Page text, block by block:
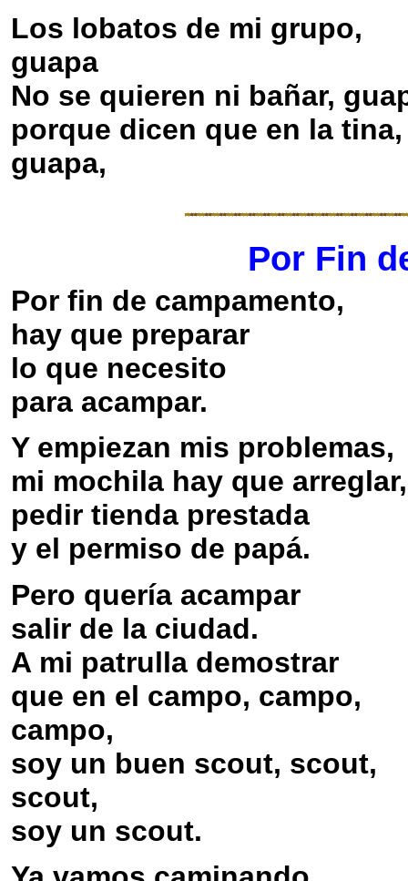
Los lobatos de mi grupo,
guapa
No se quieren ni bañar,
porque dicen que en la tina,
guapa,
Por Fin
Por fin de campamento,
hay que preparar
lo que necesito
para acampar.
Y empiezan mis problemas,
mi mochila hay que arreglar,
pedir tienda prestada
y el permiso de papá.
Pero quería acampar
salir de la ciudad.
A mi patrulla demostrar
que en el campo, campo,
campo,
soy un buen scout, scout,
scout,
soy un scout.